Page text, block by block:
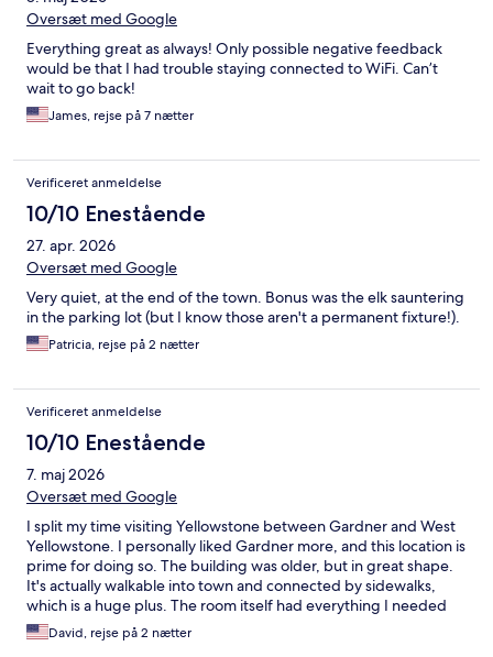
Oversæt med Google
Everything great as always! Only possible negative feedback
would be that I had trouble staying connected to WiFi. Can’t
wait to go back!
James, rejse på 7 nætter
Verificeret anmeldelse
10/10 Enestående
27. apr. 2026
Oversæt med Google
Very quiet, at the end of the town. Bonus was the elk sauntering
in the parking lot (but I know those aren't a permanent fixture!).
Patricia, rejse på 2 nætter
Verificeret anmeldelse
10/10 Enestående
7. maj 2026
Oversæt med Google
I split my time visiting Yellowstone between Gardner and West
Yellowstone. I personally liked Gardner more, and this location is
prime for doing so. The building was older, but in great shape.
It's actually walkable into town and connected by sidewalks,
which is a huge plus. The room itself had everything I needed
and was clean. The staff was incredibly friendly and helpful. I
would definitely stay here again!
David, rejse på 2 nætter